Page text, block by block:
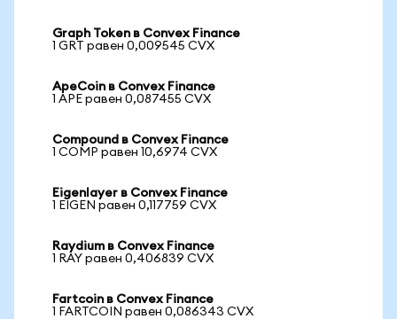
Graph Token в Convex Finance
1 GRT равен 0,009545 CVX
ApeCoin в Convex Finance
1 APE равен 0,087455 CVX
Compound в Convex Finance
1 COMP равен 10,6974 CVX
Eigenlayer в Convex Finance
1 EIGEN равен 0,117759 CVX
Raydium в Convex Finance
1 RAY равен 0,406839 CVX
Fartcoin в Convex Finance
1 FARTCOIN равен 0,086343 CVX